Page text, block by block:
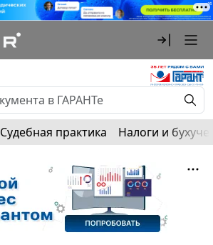
Судебная практика Налоги и